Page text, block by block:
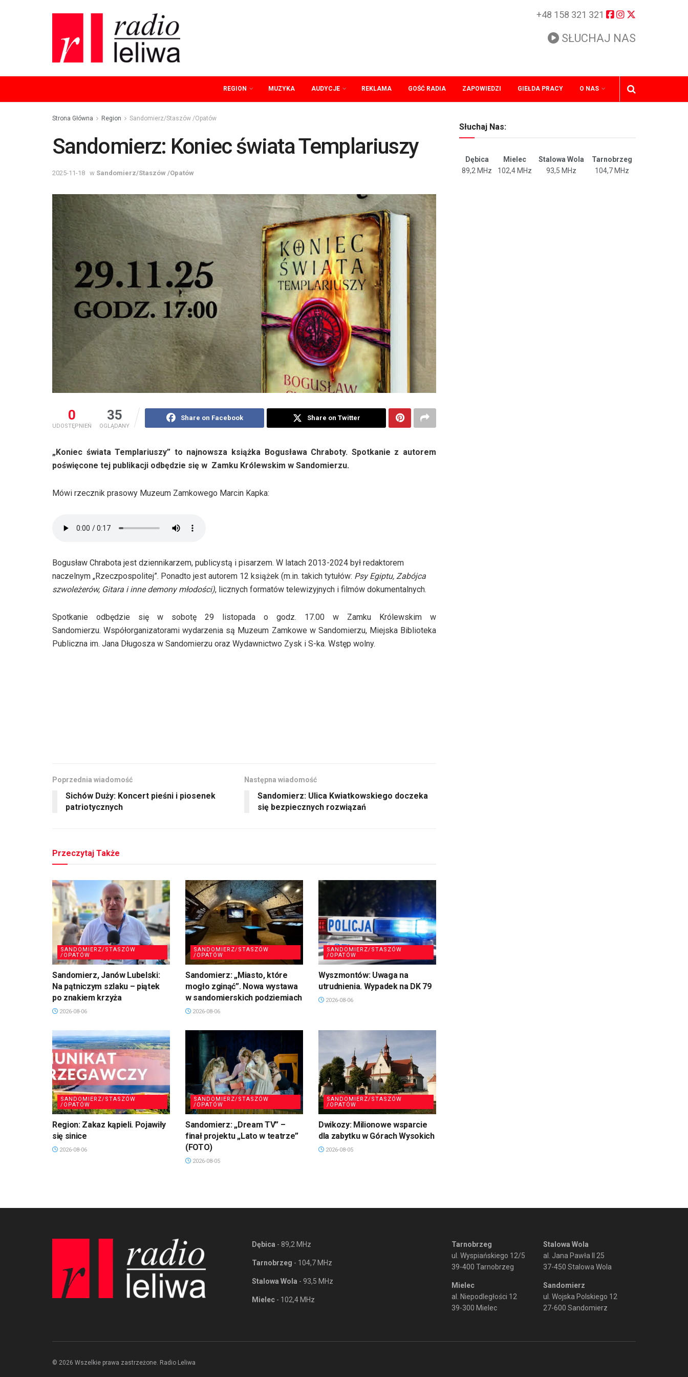
+48 158 321 321
SŁUCHAJ NAS
REGION MUZYKA AUDYCJE REKLAMA GOŚĆ RADIA ZAPOWIEDZI GIEŁDA PRACY O NAS
Strona Główna Region Sandomierz/Staszów /Opatów
Sandomierz: Koniec świata Templariuszy
2025-11-18 w Sandomierz/Staszów /Opatów
0
UDOSTĘPNIEŃ
35
OGLĄDANY
Share on Facebook Share on Twitter
„Koniec świata Templariuszy” to najnowsza książka Bogusława Chraboty. Spotkanie z autorem
poświęcone tej publikacji odbędzie się w Zamku Królewskim w Sandomierzu.
Mówi rzecznik prasowy Muzeum Zamkowego Marcin Kapka:
Bogusław Chrabota jest dziennikarzem, publicystą i pisarzem. W latach 2013-2024 był redaktorem
naczelnym „Rzeczpospolitej”. Ponadto jest autorem 12 książek (m.in. takich tytułów: Psy Egiptu, Zabójca
szwoleżerów, Gitara i inne demony młodości), licznych formatów telewizyjnych i filmów dokumentalnych.
Spotkanie odbędzie się w sobotę 29 listopada o godz. 17.00 w Zamku Królewskim w
Sandomierzu. Współorganizatorami wydarzenia są Muzeum Zamkowe w Sandomierzu, Miejska Biblioteka
Publiczna im. Jana Długosza w Sandomierzu oraz Wydawnictwo Zysk i S-ka. Wstęp wolny.
Poprzednia wiadomość
Sichów Duży: Koncert pieśni i piosenek
patriotycznych
Następna wiadomość
Sandomierz: Ulica Kwiatkowskiego doczeka
się bezpiecznych rozwiązań
Przeczytaj Także
SANDOMIERZ/STASZÓW
/OPATÓW
Sandomierz, Janów Lubelski:
Na pątniczym szlaku – piątek
po znakiem krzyża
2026-08-06
SANDOMIERZ/STASZÓW
/OPATÓW
Sandomierz: „Miasto, które
mogło zginąć”. Nowa wystawa
w sandomierskich podziemiach
2026-08-06
SANDOMIERZ/STASZÓW
/OPATÓW
Wyszmontów: Uwaga na
utrudnienia. Wypadek na DK 79
2026-08-06
SANDOMIERZ/STASZÓW
/OPATÓW
Region: Zakaz kąpieli. Pojawiły
się sinice
2026-08-06
SANDOMIERZ/STASZÓW
/OPATÓW
Sandomierz: „Dream TV” –
finał projektu „Lato w teatrze”
(FOTO)
2026-08-05
SANDOMIERZ/STASZÓW
/OPATÓW
Dwikozy: Milionowe wsparcie
dla zabytku w Górach Wysokich
2026-08-05
Słuchaj Nas:
Dębica Mielec Stalowa Wola
Tarnobrzeg
89,2 MHz
102,4 MHz 93,5 MHz 104,7 MHz
Dębica - 89,2 MHz
Tarnobrzeg - 104,7 MHz
Stalowa Wola - 93,5 MHz
Mielec - 102,4 MHz
Tarnobrzeg
ul. Wyspiańskiego 12/5
39-400 Tarnobrzeg
Mielec
al. Niepodległości 12
39-300 Mielec
Stalowa Wola
al. Jana Pawła II 25
37-450 Stalowa Wola
Sandomierz
ul. Wojska Polskiego 12
27-600 Sandomierz
© 2026 Wszelkie prawa zastrzeżone. Radio Leliwa